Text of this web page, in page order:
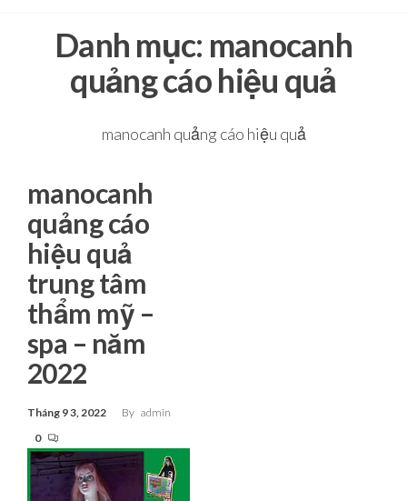
Danh mục: manocanh
quảng cáo hiệu quả
manocanh quảng cáo hiệu quả
manocanh
quảng cáo
hiệu quả
trung tâm
thẩm mỹ –
spa – năm
2022
Tháng 9 3, 2022 By admin
0